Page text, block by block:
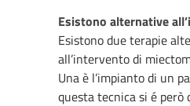
Esistono alternative
Esistono due terapie
all’intervento di
Una è l’impianto di un
questa tecnica si é però